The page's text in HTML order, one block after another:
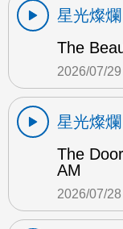
星光燦爛
The
2026/07/29
星光燦爛
The
AM
2026/07/28